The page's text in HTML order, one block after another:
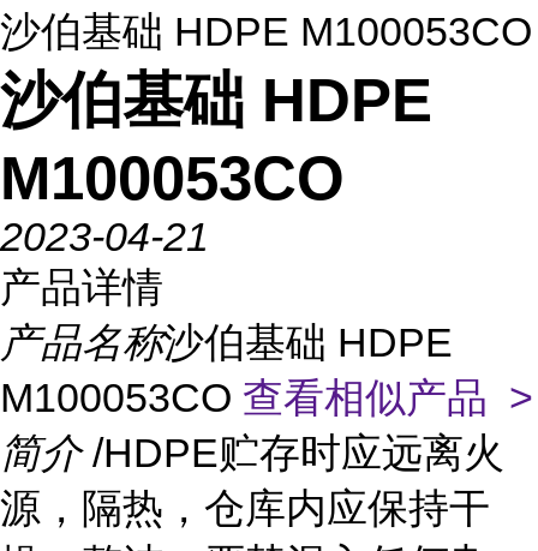
沙伯基础 HDPE M100053CO
沙伯基础 HDPE
M100053CO
2023-04-21
产品详情
产品名称沙伯基础 HDPE
M100053CO 查看相似产品 >
简介 /HDPE贮存时应远离火
源，隔热，仓库内应保持干